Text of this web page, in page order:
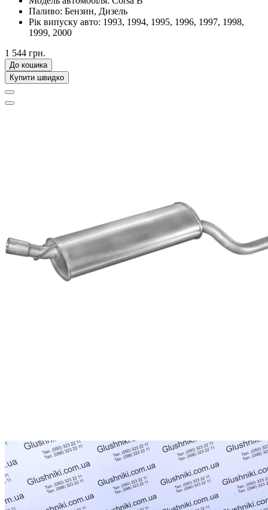
Паливо: Бензин, Дизель
Рік випуску авто: 1993, 1994, 1995, 1996, 1997, 1998,
1999, 2000
1 544 грн.
До кошика
Купити швидко